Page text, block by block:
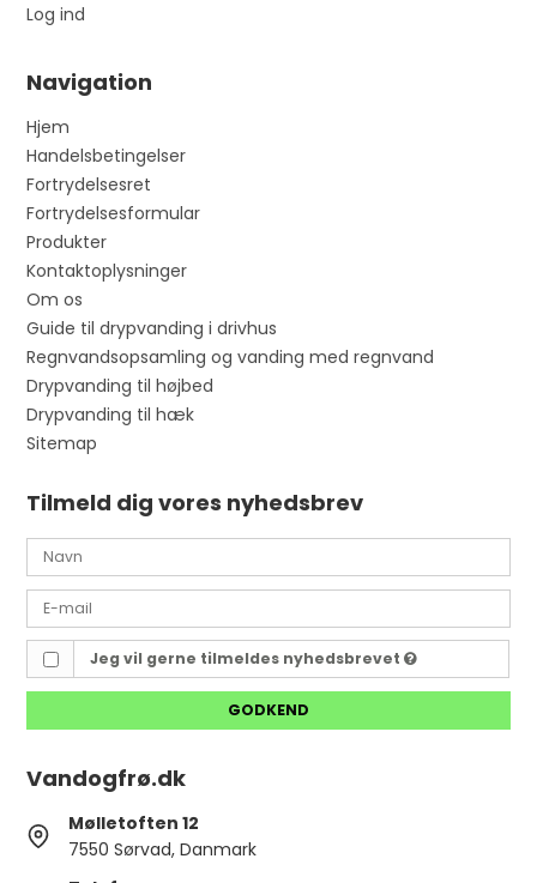
Log ind
Navigation
Hjem
Handelsbetingelser
Fortrydelsesret
Fortrydelsesformular
Produkter
Kontaktoplysninger
Om os
Guide til drypvanding i drivhus
Regnvandsopsamling og vanding med regnvand
Drypvanding til højbed
Drypvanding til hæk
Sitemap
Tilmeld dig vores nyhedsbrev
Jeg vil gerne tilmeldes nyhedsbrevet
GODKEND
Vandogfrø.dk
Mølletoften 12
7550 Sørvad, Danmark